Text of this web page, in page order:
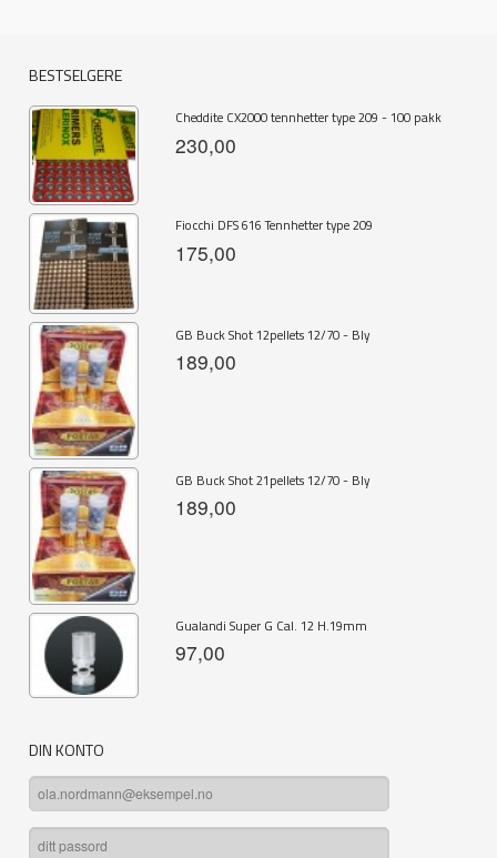
BESTSELGERE
Cheddite CX2000 tennhetter type 209 - 100 pakk
230,00
Fiocchi DFS 616 Tennhetter type 209
175,00
GB Buck Shot 12pellets 12/70 - Bly
189,00
GB Buck Shot 21pellets 12/70 - Bly
189,00
Gualandi Super G Cal. 12 H.19mm
97,00
DIN KONTO